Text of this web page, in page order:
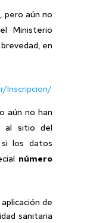
pero aún no
Ministerio
en
Inscripcion/
aún no han
al sitio del
si los datos
número
de
sanitaria